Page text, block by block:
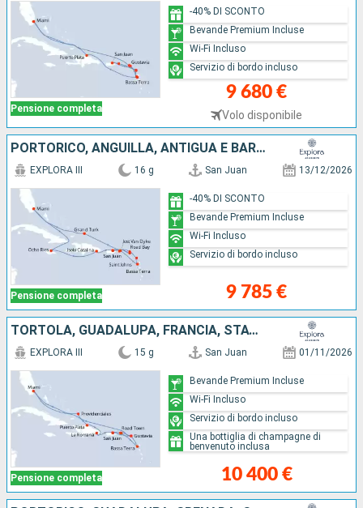
Pensione completa
9 680 €
Volo disponibile
-40% DI SCONTO
Bevande Premium Incluse
Wi-Fi Incluso
Servizio di bordo incluso
PORTORICO, ANGUILLA, ANTIGUA E BARBUDA, GUADALUPA, ISOLE TURKS E CAICOS, GIAMAICA, REPUBBLICA DOMINICANA, JOST VAN DYKE, SAINT MARTIN, STATI UNITI
Pensione completa
EXPLORA III 16 g San Juan 13/12/2026
9 785 €
-40% DI SCONTO
Bevande Premium Incluse
Wi-Fi Incluso
Servizio di bordo incluso
TORTOLA, GUADALUPA, FRANCIA, STATI UNITI, REPUBBLICA DOMINICANA, JOST VAN DYKE, PORTORICO
Pensione completa
EXPLORA III 15 g San Juan 01/11/2026
10 400 €
Bevande Premium Incluse
Wi-Fi Incluso
Servizio di bordo incluso
Una bottiglia di champagne di
benvenuto inclusa